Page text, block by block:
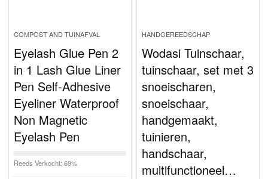
COMPOST AND TUINAFVAL
Eyelash Glue Pen 2
in 1 Lash Glue Liner
Pen Self-Adhesive
Eyeliner Waterproof
Non Magnetic
Eyelash Pen
Reeds Verkocht: 69%
HANDGEREEDSCHAP
Wodasi Tuinschaar,
tuinschaar, set met 3
snoeischaren,
snoeischaar,
handgemaakt,
tuinieren,
handschaar,
multifunctioneel…